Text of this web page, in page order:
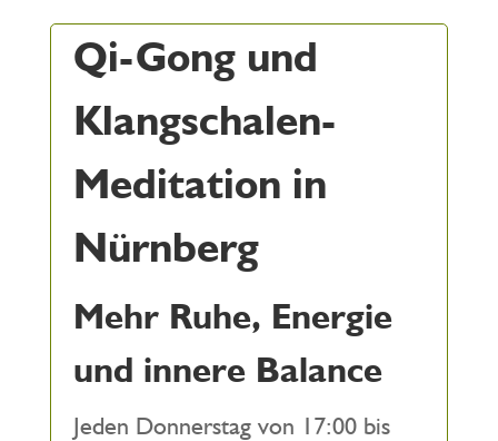
Qi-Gong und
Klangschalen-
Meditation in
Nürnberg
Mehr Ruhe, Energie
und innere Balance
Jeden Donnerstag von 17:00 bis